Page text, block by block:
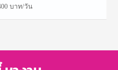
กม.19)
บาท/วัน